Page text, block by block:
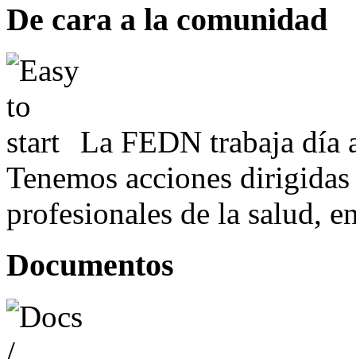
De cara a la comunidad
La FEDN trabaja día
Tenemos acciones
profesionales de la salud,
Documentos